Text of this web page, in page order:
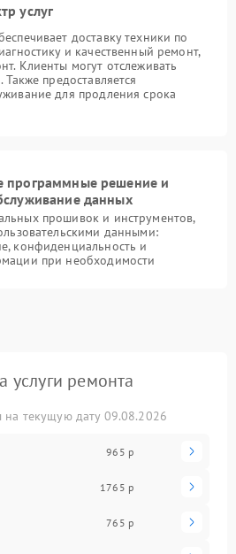
услуг
доставку техники по
и качественный ремонт,
Клиенты могут отслеживать
предоставляется
для продления срока
программные решение и
данных
прошивок и инструментов,
данными:
конфиденциальность и
при необходимости
услуги ремонта
на текущую дату 09.08.2026
965 р
1765 р
765 р